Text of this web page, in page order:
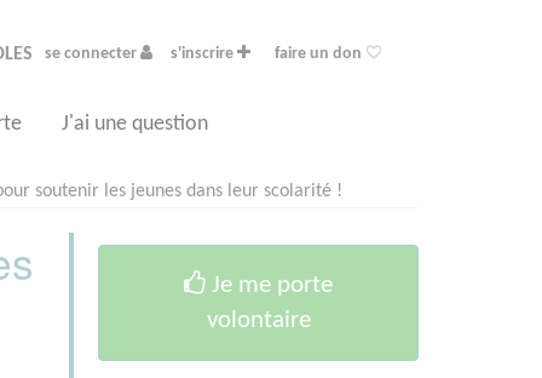
se connecter s'inscrire faire un don
J'ai une question
soutenir les jeunes dans leur scolarité !
Je me porte
volontaire